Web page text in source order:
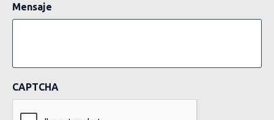
Mensaje
CAPTCHA